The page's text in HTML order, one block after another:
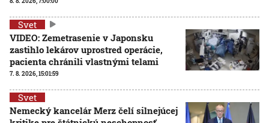
Svet
VIDEO: Zemetrasenie v Japonsku
zastihlo lekárov uprostred operácie,
pacienta chránili vlastnými telami
7. 8. 2026, 15:01:59
Svet
Nemecký kancelár Merz čelí silnejúcej